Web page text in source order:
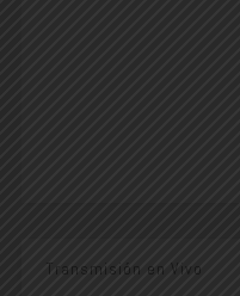
Transmisión en Vivo